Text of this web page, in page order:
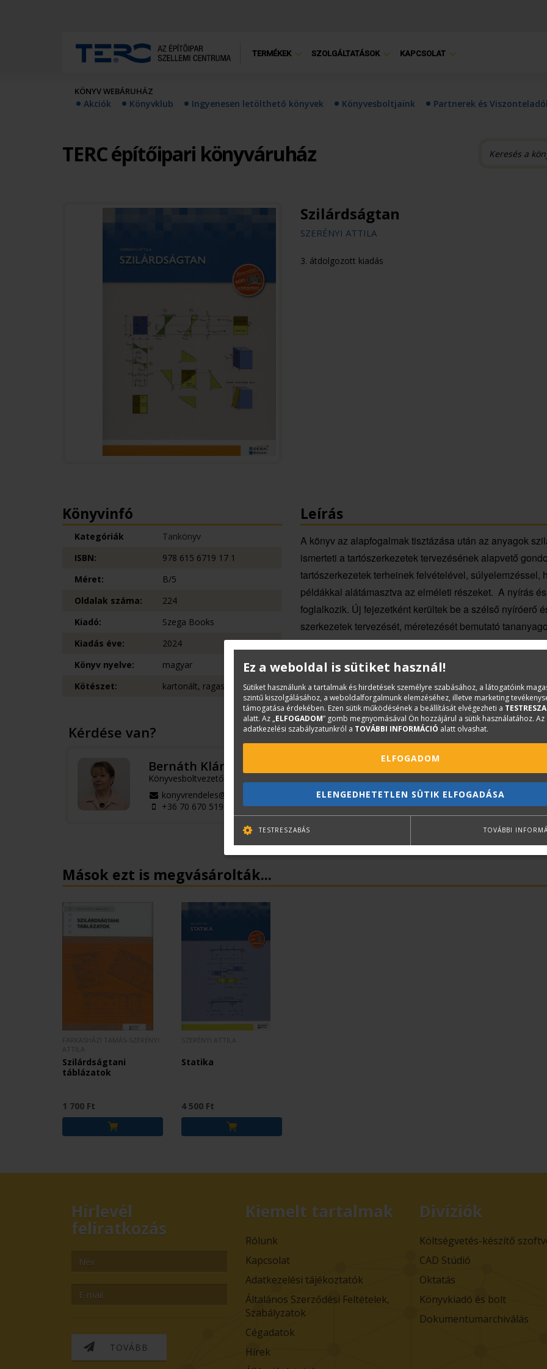
TERMÉKEK SZOLGÁLTATÁSOK KAPCSOLAT
KÖNYV WEBÁRUHÁZ
Akciók Könyvklub Ingyenesen letölthető könyvek Könyvesboltjaink Partnerek és
TERC építőipari könyváruház
Szilárdságtan
SZERÉNYI ATTILA
3. átdolgozott kiadás
Leírás
A könyv az alapfogalmak tisztázása után az anyagok
ismerteti a tartószerkezetek tervezésének alapvető
tartószerkezetek terheinek felvételével, súlyelemzéssel,
példákkal alátámasztva az elméleti részeket. A nyírás
foglalkozik. Új fejezetként kerültek be a szélső nyíróerő
szerkezetek tervezését, méretezését bemutató
A könyvhöz 7 darab A3 méretű rajból álló rajzmelléklet
alapozási alaprajzot, egy PTH gerendás, egy
tartót, egy acél vázszerkezetet, illetve vázkerámia
Könyvinfó
Kategóriák
Tankönyv
ISBN:
978 615 6719 17 1
Méret:
B/5
Oldalak száma:
224
Kiadó:
Szega Books
Kiadás éve:
2024
Könyv nyelve:
magyar
Kötészet:
kartonált, ragasztókötött
Kérdése van?
Bernáth Klára
Könyvesboltvezető
konyvrendeles@terc.hu
+36 70 670 5194
Mások ezt is megvásárolták...
Szilárdságtani
táblázatok
1 700 Ft
Statika
4 500 Ft
Hírlevél
feliratkozás
TOVÁBB
Kiemelt tartalmak
Rólunk
Kapcsolat
Adatkezelési tájékoztatók
Általános Szerződési Feltételek,
Szabályzatok
Cégadatok
Hírek
Divíziók
Költségvetés-készítő
CAD Stúdió
Oktatás
Könyvkiadó és bolt
Dokumentumarchiválás
Ez a weboldal is sütiket használ!
Sütiket használunk a tartalmak és hirdetések személyre szabásához, a látogatóink
szintű kiszolgálásához, a weboldalforgalmunk elemzéséhez, illetve marketing
támogatása érdekében. Ezen sütik működésének a beállítását elvégezheti a
alatt. Az „ELFOGADOM” gomb megnyomásával Ön hozzájárul a sütik használatához. Az
adatkezelési szabályzatunkról a TOVÁBBI INFORMÁCIÓ alatt olvashat.
ELFOGADOM
ELENGEDHETETLEN SÜTIK ELFOGADÁSA
TESTRESZABÁS TOVÁBBI